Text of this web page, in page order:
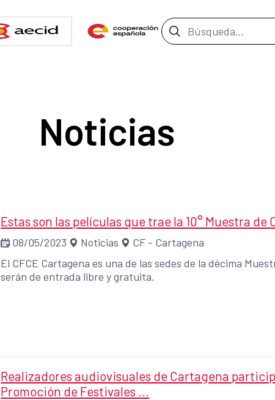
Barra de
Noticias
Estas son las películas que trae la 10° Muestra de
08/05/2023 Noticias
CF - Cartagena
El CFCE Cartagena es una de las sedes de la décima
serán de entrada libre y gratuita.
Realizadores audiovisuales de Cartagena
Promoción de Festivales ...